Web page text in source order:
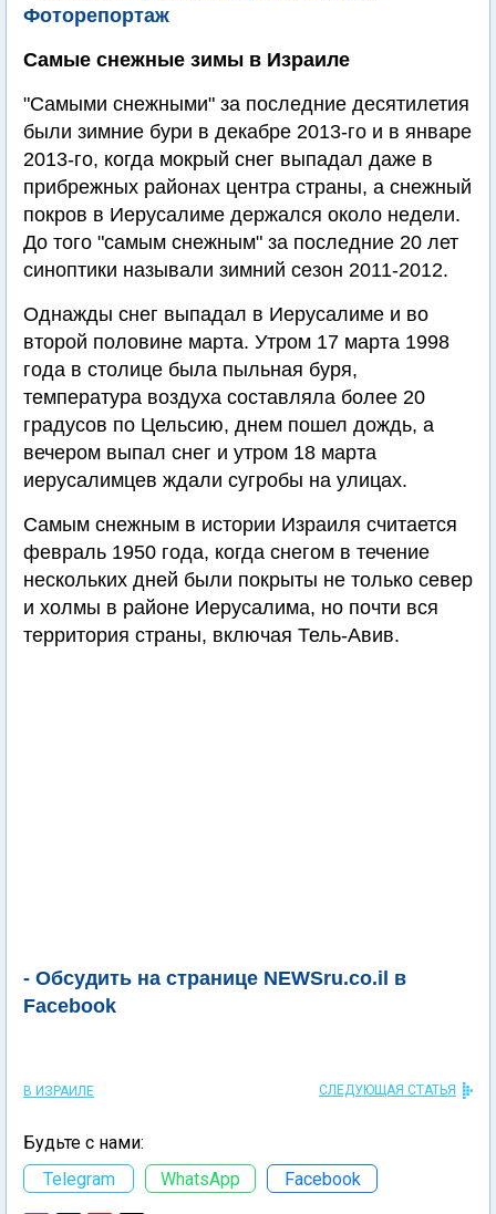
Фоторепортаж
Самые снежные зимы в Израиле
"Самыми снежными" за последние десятилетия
были зимние бури в декабре 2013-го и в январе
2013-го, когда мокрый снег выпадал даже в
прибрежных районах центра страны, а снежный
покров в Иерусалиме держался около недели.
До того "самым снежным" за последние 20 лет
синоптики называли зимний сезон 2011-2012.
Однажды снег выпадал в Иерусалиме и во
второй половине марта. Утром 17 марта 1998
года в столице была пыльная буря,
температура воздуха составляла более 20
градусов по Цельсию, днем пошел дождь, а
вечером выпал снег и утром 18 марта
иерусалимцев ждали сугробы на улицах.
Самым снежным в истории Израиля считается
февраль 1950 года, когда снегом в течение
нескольких дней были покрыты не только север
и холмы в районе Иерусалима, но почти вся
территория страны, включая Тель-Авив.
- Обсудить на странице NEWSru.co.il в
Facebook
В ИЗРАИЛЕ СЛЕДУЮЩАЯ СТАТЬЯ
Будьте с нами:
Telegram
WhatsApp Facebook